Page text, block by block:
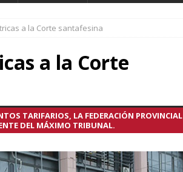
a la Corte santafesina
a la Corte
TARIFARIOS, LA FEDERACIÓN PROVINCIAL
DEL MÁXIMO TRIBUNAL.